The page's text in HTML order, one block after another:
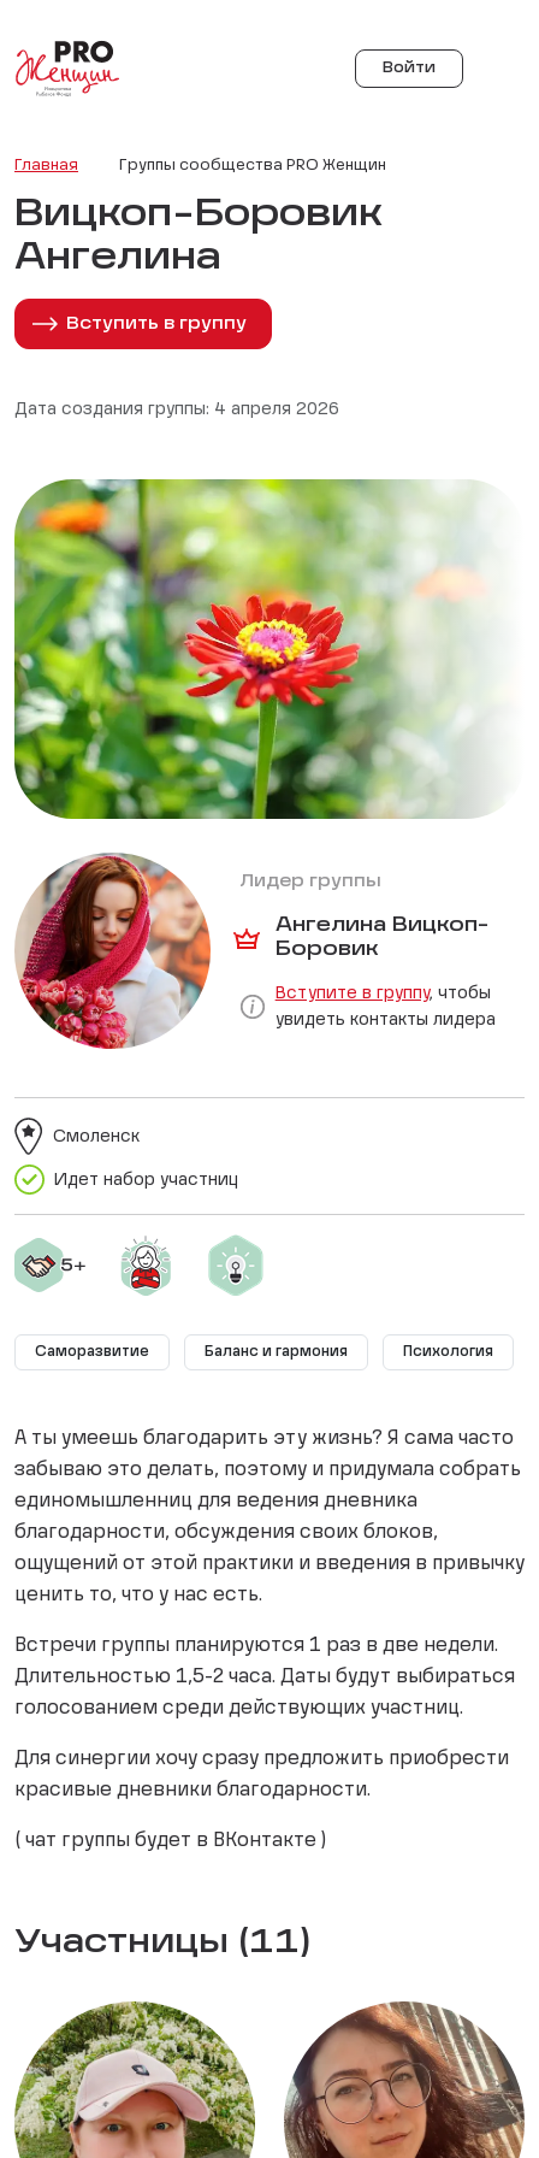
Войти
Главная Группы сообщества PRO Женщин
Вицкоп-Боровик
Ангелина
Вступить в группу
Дата создания группы: 4 апреля 2026
Лидер группы
Ангелина Вицкоп-
Боровик
Вступите в группу, чтобы
увидеть контакты лидера
Идет набор участниц
Смоленск
Саморазвитие Баланс и гармония Психология
А ты умеешь благодарить эту жизнь? Я сама часто
забываю это делать, поэтому и придумала собрать
единомышленниц для ведения дневника
благодарности, обсуждения своих блоков,
ощущений от этой практики и введения в привычку
ценить то, что у нас есть.
Встречи группы планируются 1 раз в две недели.
Длительностью 1,5-2 часа. Даты будут выбираться
голосованием среди действующих участниц.
Для синергии хочу сразу предложить приобрести
красивые дневники благодарности.
( чат группы будет в ВКонтакте )
Участницы (11)